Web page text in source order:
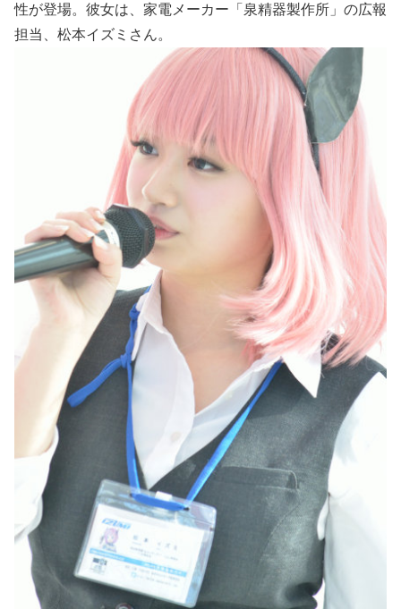
性が登場。彼女は、家電メーカー「泉精器製作所」の広報
担当、松本イズミさん。